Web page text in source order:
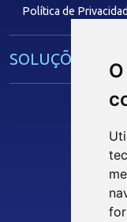
Política de
SOLUÇÕES E
Núcleo de Acesso
Centro